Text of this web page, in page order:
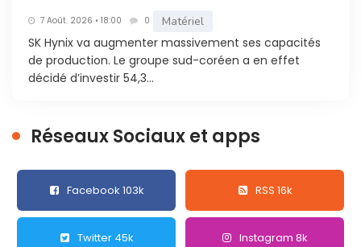
7 Août. 2026 • 18:00 0 Matériel
SK Hynix va augmenter massivement ses capacités
de production. Le groupe sud-coréen a en effet
décidé d’investir 54,3...
Réseaux Sociaux et apps
Facebook 103k RSS 16k
Twitter 45k Instagram 8k